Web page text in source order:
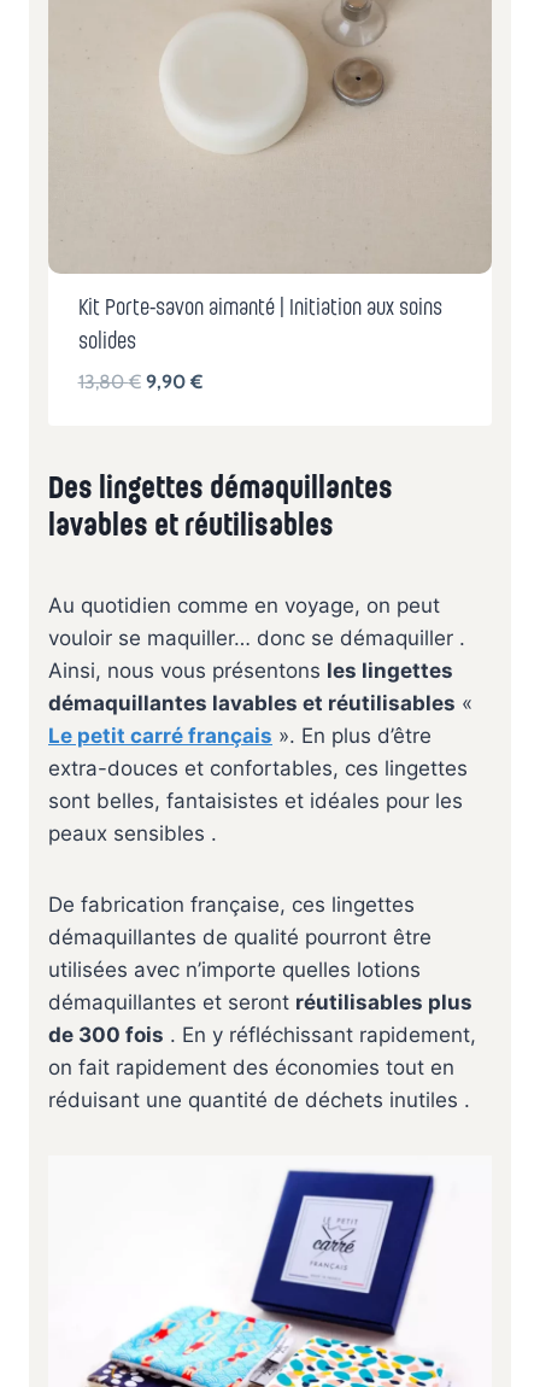
Kit Porte-savon aimanté | Initiation aux soins
solides
13,80€ L
i
x
n
t
i
a
l
é
t
a
:
1
3
,
8
0
9,90 €L
i
x
u
e
l
e
s
t
9
0
€
.
Des lingettes démaquillantes
lavables et réutilisables
Au quotidien comme en voyage, on peut
vouloir se maquiller… donc se démaquiller .
Ainsi, nous vous présentons les lingettes
démaquillantes lavables et réutilisables «
Le petit carré français ». En plus d’être
extra-douces et confortables, ces lingettes
sont belles, fantaisistes et idéales pour les
peaux sensibles .
De fabrication française, ces lingettes
démaquillantes de qualité pourront être
utilisées avec n’importe quelles lotions
démaquillantes et seront réutilisables plus
de 300 fois . En y réfléchissant rapidement,
on fait rapidement des économies tout en
réduisant une quantité de déchets inutiles .